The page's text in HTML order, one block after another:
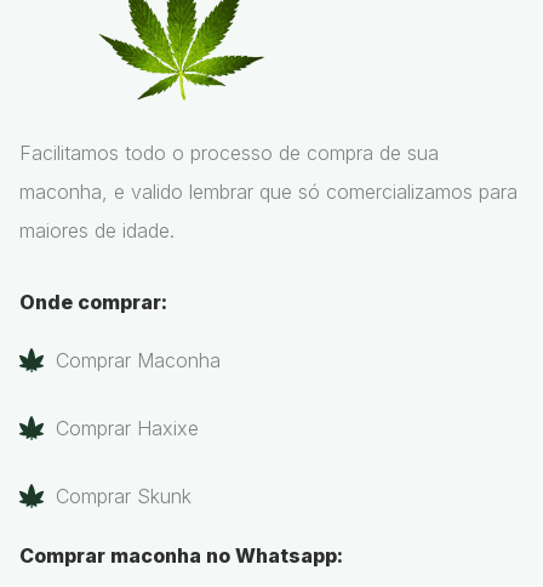
Facilitamos todo o processo de compra de sua
maconha, e valido lembrar que só comercializamos para
maiores de idade.
Onde comprar:
Comprar Maconha
Comprar Haxixe
Comprar Skunk
Comprar maconha no Whatsapp: